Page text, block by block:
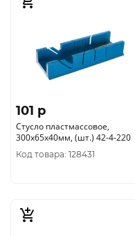
101 p
Стусло пластмассовое,
300х65х40мм, (шт.) 42-4-220
Код товара: 128431